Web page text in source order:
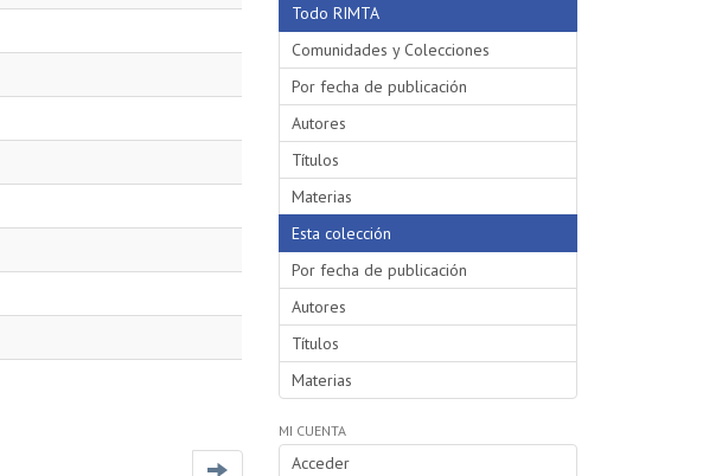
Todo RIMTA
Comunidades y Colecciones
Por fecha de publicación
Autores
Títulos
Materias
Esta colección
Por fecha de publicación
Autores
Títulos
Materias
MI CUENTA
Acceder